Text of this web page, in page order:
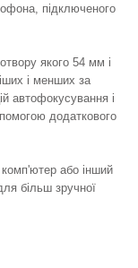
підключеного
якого 54 мм і
і менших за
автофокусування і
додаткового
або інший
більш зручної